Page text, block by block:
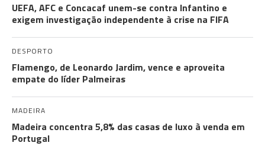
UEFA, AFC e Concacaf unem-se contra Infantino e
exigem investigação independente à crise na FIFA
DESPORTO
Flamengo, de Leonardo Jardim, vence e aproveita
empate do líder Palmeiras
MADEIRA
Madeira concentra 5,8% das casas de luxo à venda em
Portugal